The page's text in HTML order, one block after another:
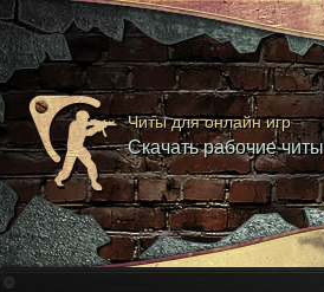
Читы для онлайн игр
Скачать рабочие читы